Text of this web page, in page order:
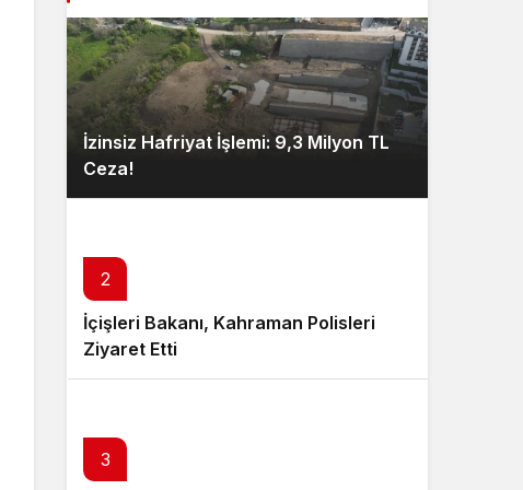
İzinsiz Hafriyat İşlemi: 9,3 Milyon TL
Ceza!
2
İçişleri Bakanı, Kahraman Polisleri
Ziyaret Etti
3